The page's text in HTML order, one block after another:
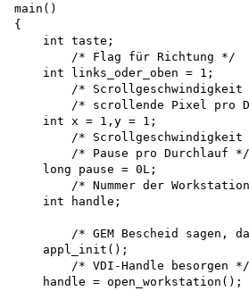
main()
{
    int taste;
        /* Flag für Richtung */
    int links_oder_oben = 1;
/* Scrollgeschwindigkeit
/* scrollende Pixel pro
    int x = 1,y = 1;
/* Scrollgeschwindigkeit
/* Pause pro Durchlauf
    long pause = 0L;
/* Nummer der
    int handle;
/* GEM Bescheid sagen,
    appl_init();
/* VDI-Handle besorgen
    handle = open_workstation();